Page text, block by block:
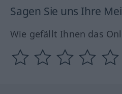
Sagen Sie uns Ihre
Wie gefällt Ihnen das